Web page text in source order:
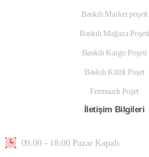
Baskılı Market poşeti
Baskılı Mağaza Poşeti
Baskılı Kargo Poşeti
Baskılı Kilitli Poşet
Fermuarlı Poşet
İletişim Bilgileri
09:00 - 18:00 Pazar Kapalı